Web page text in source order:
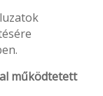
működtetett